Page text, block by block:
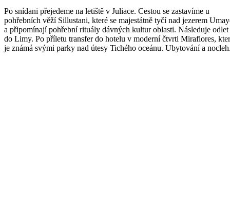
Po snídani přejedeme na letiště v Juliace. Cestou se zastavíme u
pohřebních věží Sillustani, které se majestátně tyčí nad jezerem
a připomínají pohřební rituály dávných kultur oblasti. Následuje odlet
do Limy. Po příletu transfer do hotelu v moderní čtvrti Miraflores,
je známá svými parky nad útesy Tichého oceánu. Ubytování a